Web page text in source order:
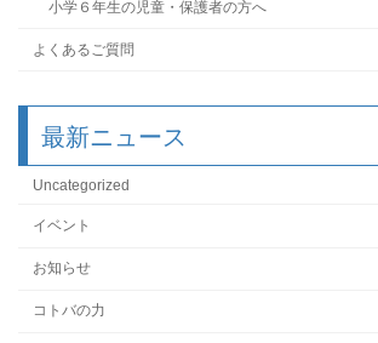
小学６年生の児童・保護者の方へ
よくあるご質問
最新ニュース
Uncategorized
イベント
お知らせ
コトバの力